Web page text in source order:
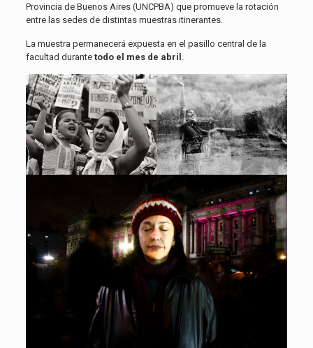
Provincia de Buenos Aires (UNCPBA) que promueve la rotación
entre las sedes de distintas muestras itinerantes.
La muestra permanecerá expuesta en el pasillo central de la
facultad durante todo el mes de abril